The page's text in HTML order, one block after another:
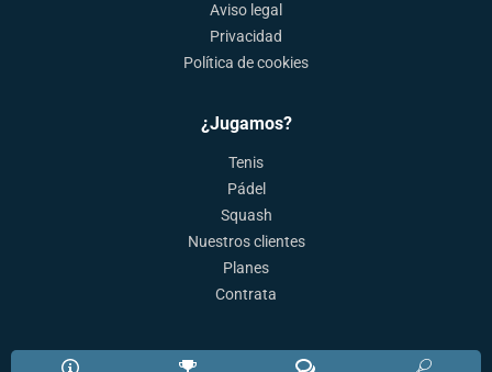
Aviso legal
Privacidad
Política de cookies
¿Jugamos?
Tenis
Pádel
Squash
Nuestros clientes
Planes
Contrata